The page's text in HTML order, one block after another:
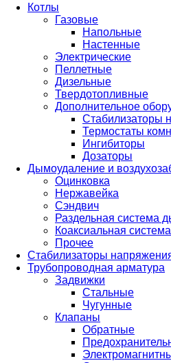
Котлы
Газовые
Напольные
Настенные
Электрические
Пеллетные
Дизельные
Твердотопливные
Дополнительное
Стабилизаторы
Термостаты
Ингибиторы
Дозаторы
Дымоудаление и
Оцинковка
Нержавейка
Сэндвич
Раздельная система
Коаксиальная
Прочее
Стабилизаторы
Трубопроводная арматура
Задвижки
Стальные
Чугунные
Клапаны
Обратные